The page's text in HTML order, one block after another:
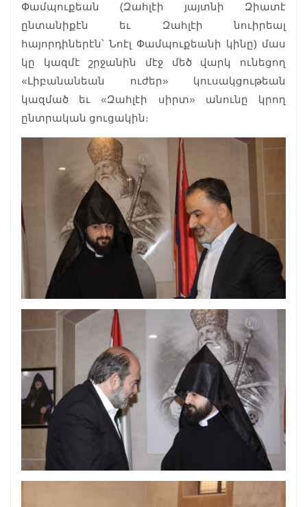
Փամպուքեան (Զահլէի յայտնի Զիատէ
ընտանիքէն եւ Զահլէի նուիրեալ
հայորդիներէն՝ Նոէլ Փամպուքեանի կինը) մաս
կը կազմէ շրջանին մէջ մեծ վարկ ունեցող
«Լիբանանեան ուժեր» կուսակցութեան
կազմած եւ «Զահլէի սիրտ» անունը կրող
ընտրական ցուցակին։